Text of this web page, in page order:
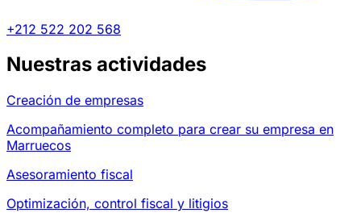
+212 522 202 568
Nuestras actividades
Creación de empresas
Acompañamiento completo para crear su empresa en
Marruecos
Asesoramiento fiscal
Optimización, control fiscal y litigios